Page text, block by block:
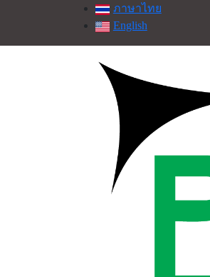
ภาษาไทย
English